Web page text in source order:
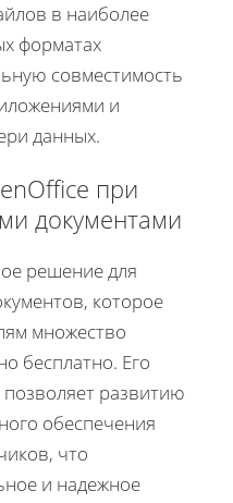
в наиболее
форматах
совместимость
и
данных.
при
документами
решение для
которое
множество
бесплатно. Его
развитию
обеспечения
что
и надежное